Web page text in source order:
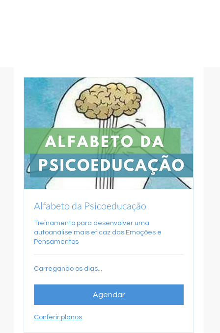
Alfabeto da Psicoeducação
Treinamento para desenvolver uma
autoanálise mais eficaz das Emoções e
Pensamentos
Carregando os dias...
Agendar
Conferir planos